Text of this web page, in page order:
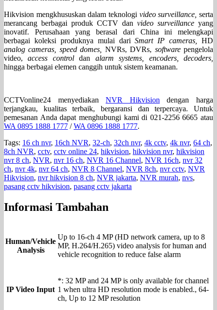
Hikvision mengkhususkan dalam teknologi video surveillance, serta
merancang berbagai produk CCTV dan video surveillance yang
inovatif. Perusahaan yang berasal dari China ini melengkapi
berbagai koleksi produknya mulai dariSmart IP cameras,
HD
analog cameras, speed domes,
NVRs, DVRs, softwarepengelola
video,access controldan alarm systems, encoders, decoders,
hingga berbagai elemen canggih untuk sistem keamanan.
CCTVonline24 menyediakanNVR Hikvision dengan harga
terjangkau, kualitas terbaik, bergaransi dan terpercaya. Untuk
pemesanan Anda dapat menghubungi kami di 021-2256 6665 atau
WA 0895 1888 1777 /WA 0896 1888 1777.
Tags: 16 ch nvr, 16ch NVR, 32-ch, 32ch nvr, 4k cctv, 4k nvr, 64 ch,
8ch NVR, cctv, cctv online 24, hikvision, hikvision nvr, hikvision
nvr 8 ch, NVR, nvr 16 ch, NVR 16 Channel, NVR 16ch, nvr 32
ch, nvr 4k, nvr 64 ch, NVR 8 Channel, NVR 8ch, nvr cctv, NVR
Hikvision, nvr hikvision 8 ch, NVR jakarta, NVR murah, nvs,
pasang cctv hikvision, pasang cctv jakarta
Informasi Tambahan
Human/Vehicle
Analysis
Up to 16-ch 4 MP (HD network camera, up to 8
MP, H.264/H.265) video analysis for human and
vehicle recognition to reduce false alarm
IP Video Input
*: 32 MP and 24 MP is only available for channel
1 when ultra HD resolution mode is enabled., 64-
ch, Up to 12 MP resolution